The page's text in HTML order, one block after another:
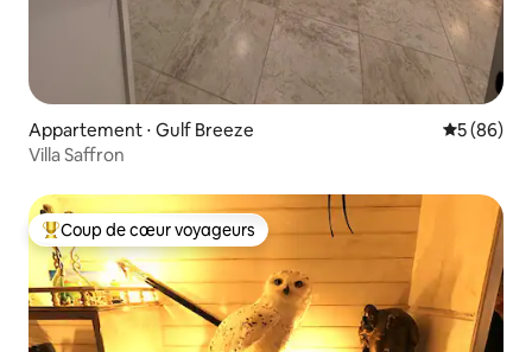
Appartement ⋅ Gulf Breeze
5 (86)
Villa Saffron
Coups de cœur voyageurs les plus appréciés
Coup de cœur voyageurs